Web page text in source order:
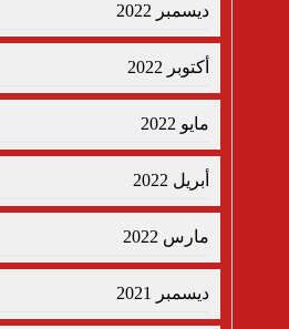
ديسمبر 2022
أكتوبر 2022
مايو 2022
أبريل 2022
مارس 2022
ديسمبر 2021